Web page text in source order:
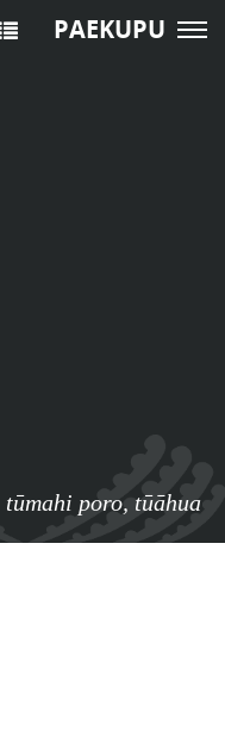
tūmahi poro, tūāhua
PAEKUPU